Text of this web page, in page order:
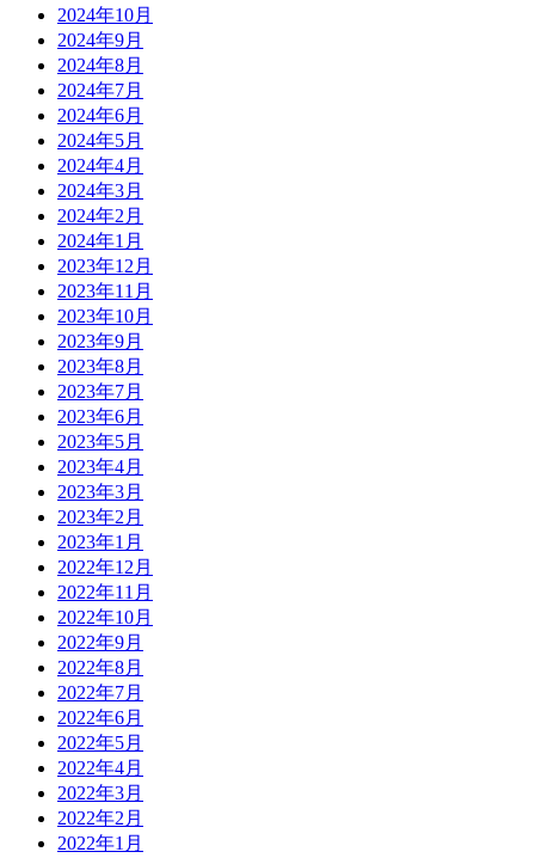
2024年10月
2024年9月
2024年8月
2024年7月
2024年6月
2024年5月
2024年4月
2024年3月
2024年2月
2024年1月
2023年12月
2023年11月
2023年10月
2023年9月
2023年8月
2023年7月
2023年6月
2023年5月
2023年4月
2023年3月
2023年2月
2023年1月
2022年12月
2022年11月
2022年10月
2022年9月
2022年8月
2022年7月
2022年6月
2022年5月
2022年4月
2022年3月
2022年2月
2022年1月